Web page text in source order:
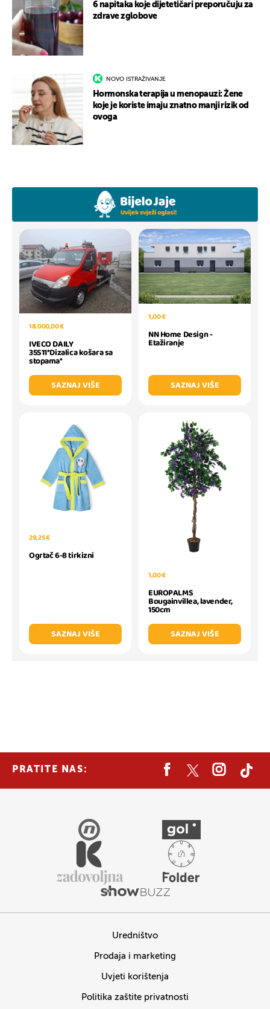
6 napitaka koje dijetetičari preporučuju za
zdrave zglobove
NOVO ISTRAŽIVANJE
Hormonska terapija u menopauzi: Žene
koje je koriste imaju znatno manji rizik od
ovoga
18.000,00 €
IVECO DAILY
35S11*Dizalica košara sa
stopama*
SAZNAJ VIŠE
1,00 €
NN Home Design -
Etažiranje
SAZNAJ VIŠE
29,25 €
Ogrtač 6-8 tirkizni
SAZNAJ VIŠE
1,00 €
EUROPALMS
Bougainvillea, lavender,
150cm
SAZNAJ VIŠE
PRATITE NAS:
Uredništvo
Prodaja i marketing
Uvjeti korištenja
Politika zaštite privatnosti